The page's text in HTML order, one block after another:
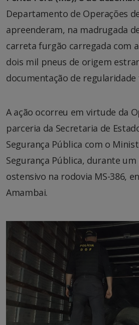
Departamento de Operações
apreenderam, na madrugada
carreta furgão carregada com
dois mil pneus de origem
documentação de regularidade
A ação ocorreu em virtude da
parceria da Secretaria de
Segurança Pública com o
Segurança Pública, durante
ostensivo na rodovia MS-386,
Amambai.